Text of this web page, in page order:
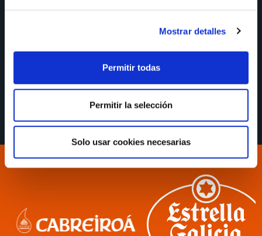
Mostrar detalles
Permitir todas
Permitir la selección
Solo usar cookies necesarias
Coruña. Además se realizarán varias salidas
en otras localizaciones. El desplazamiento hasta las